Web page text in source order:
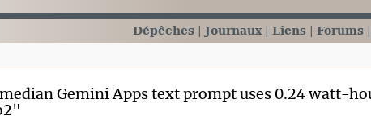
Dépêches Journaux Liens Forums
Gemini Apps text prompt uses 0.24 watt-